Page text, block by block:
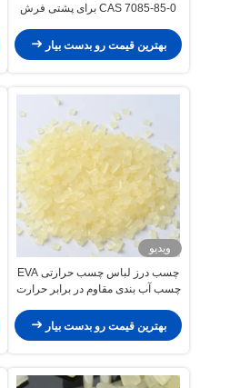
CAS 7085-85-0 برای پشتی فرش
بهترین قیمت رو بدست بیار
ویدیو
چسب درز لباس چسب حرارتی EVA
چسب آب بندی مقاوم در برابر حرارت
بهترین قیمت رو بدست بیار